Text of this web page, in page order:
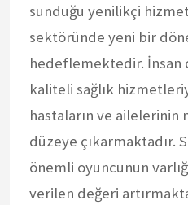
sunduğu yenilikçi
sektöründe yeni bir
hedeflemektedir. İnsan
kaliteli sağlık
hastaların ve
düzeye çıkarmaktadır.
önemli oyuncunun
verilen değeri